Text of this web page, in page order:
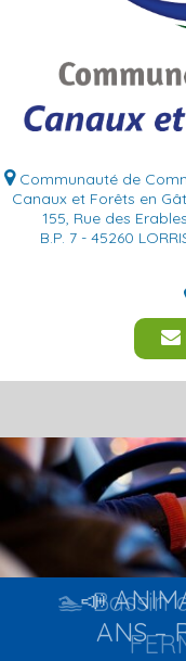
Communauté de
Canaux et Forêts en
155, Rue des Erables
B.P. 7 - 45260
🏊 Bassin